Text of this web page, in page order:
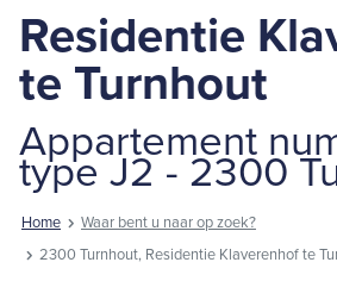
Residentie
te Turnhout
Appartement
type J2 - 2300
Home
Waar bent u naar op zoek?
2300 Turnhout, Residentie Klaverenhof te